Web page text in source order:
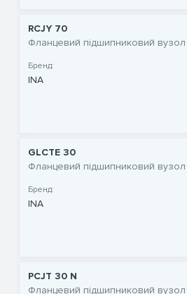
RCJY 70
Фланцевий підшипниковий вузол
Бренд:
INA
GLCTE 30
Фланцевий підшипниковий вузол
Бренд:
INA
PCJT 30 N
Фланцевий підшипниковий вузол